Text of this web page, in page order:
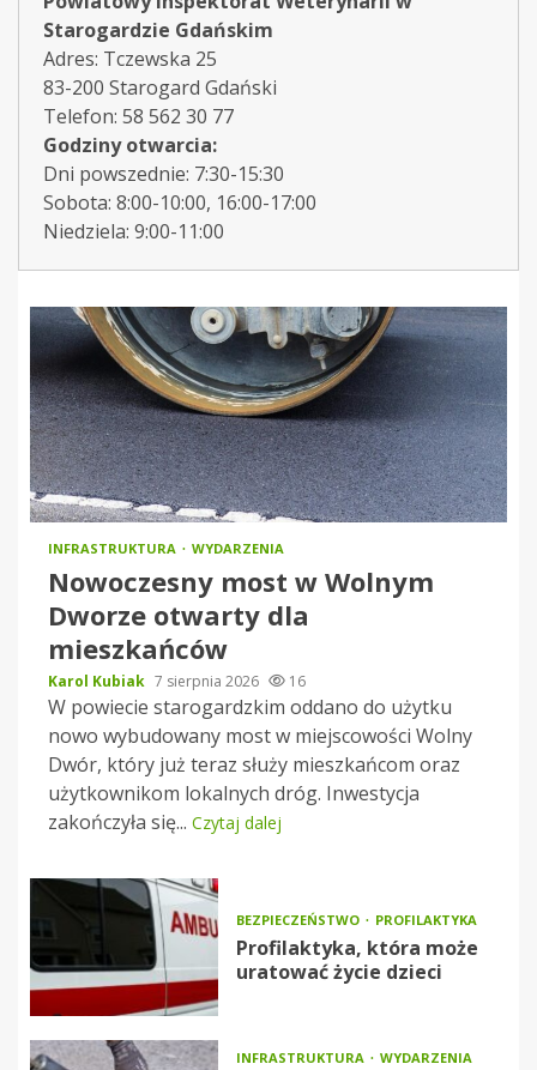
Starogardzie Gdańskim
Adres: Tczewska 25
83-200 Starogard Gdański
Telefon: 58 562 30 77
Godziny otwarcia:
Dni powszednie: 7:30-15:30
Sobota: 8:00-10:00, 16:00-17:00
Niedziela: 9:00-11:00
INFRASTRUKTURA WYDARZENIA
Nowoczesny most w Wolnym
Dworze otwarty dla
mieszkańców
Karol Kubiak 7 sierpnia 2026 16
W powiecie starogardzkim oddano do użytku
nowo wybudowany most w miejscowości Wolny
Dwór, który już teraz służy mieszkańcom oraz
użytkownikom lokalnych dróg. Inwestycja
zakończyła się... Czytaj dalej
BEZPIECZEŃSTWO PROFILAKTYKA
Profilaktyka, która może
uratować życie dzieci
INFRASTRUKTURA WYDARZENIA